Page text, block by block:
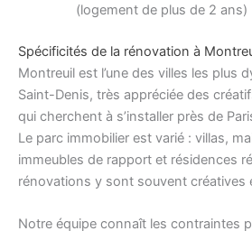
(logement de plus de 2 ans)
Spécificités de la rénovation à
Montreuil est l’une des villes les plus
Saint-Denis, très appréciée des
qui cherchent à s’installer près de
Le parc immobilier est varié : villas,
immeubles de rapport et résidences
rénovations y sont souvent créatives
Notre équipe connaît les contraintes